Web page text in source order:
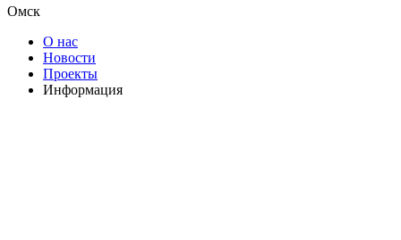
Омск
О нас
Новости
Проекты
Информация